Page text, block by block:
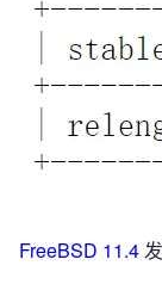
FreeBSD 11.4